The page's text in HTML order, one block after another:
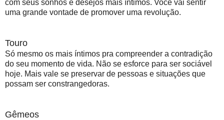
com seus sonhos e desejos mais íntimos. Você vai sentir
uma grande vontade de promover uma revolução.
Touro
Só mesmo os mais íntimos pra compreender a contradição
do seu momento de vida. Não se esforce para ser sociável
hoje. Mais vale se preservar de pessoas e situações que
possam ser constrangedoras.
Gêmeos